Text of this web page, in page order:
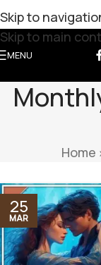
Skip to
Skip to main
MENU
Home
25
MAR